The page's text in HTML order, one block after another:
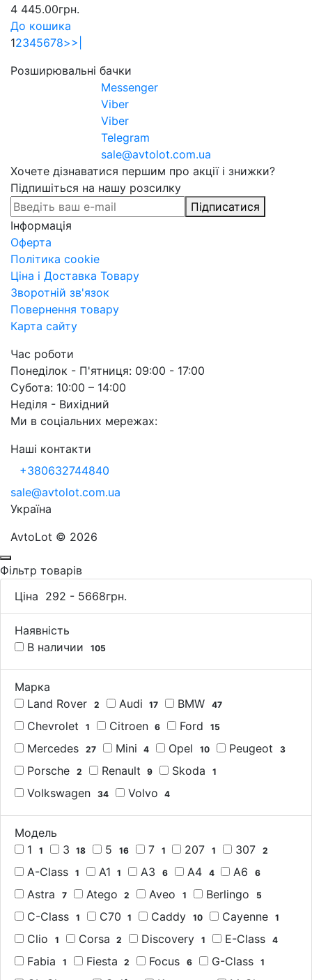
4 445.00грн.
До кошика
12345678>>|
Розширювальні бачки
Messenger
Viber
Viber
Telegram
sale@avtolot.com.ua
Хочете дізнаватися першим про акції і знижки?
Підпишіться на нашу розсилку
Підписатися
Інформація
Оферта
Політика cookie
Ціна і Доставка Товару
Зворотній зв'язок
Повернення товару
Карта сайту
Час роботи
Понеділок - П'ятниця: 09:00 - 17:00
Субота: 10:00 – 14:00
Неділя - Вихідний
Ми в соціальних мережах:
Наші контакти
+380632744840
sale@avtolot.com.ua
Українa
AvtoLot © 2026
Фільтр товарів
Ціна 292 - 5668грн.
Наявність
В наличии
105
Марка
Land Rover
2 Audi 17 BMW 47
Chevrolet 1 Citroen 6 Ford 15
Mercedes 27 Mini 4 Opel 10 Peugeot 3
Porsche 2 Renault 9 Skoda 1
Volkswagen 34 Volvo 4
Модель
1
1 3 18 5 16 7 1 207 1 307 2
A-Class 1 A1 1 A3 6 A4 4 A6 6
Astra 7 Atego 2 Aveo 1 Berlingo 5
C-Class 1 C70 1 Caddy 10 Cayenne 1
Clio 1 Corsa 2 Discovery 1 E-Class 4
Fabia 1 Fiesta 2 Focus 6 G-Class 1